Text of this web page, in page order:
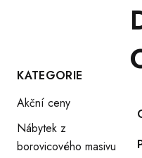
KATEGORIE
Akční ceny
Nábytek z
borovicového masivu